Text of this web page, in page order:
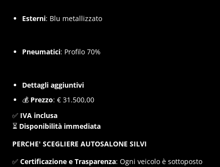
Esterni: Blu metallizzato
Pneumatici: Profilo 70%
Dettagli aggiuntivi
💰 Prezzo: € 31.500,00
✅ IVA inclusa
⏳ Disponibilità immediata
PERCHE' SCEGLIERE AUTOSALONE SILVI
✅ Certificazione e Trasparenza: Ogni veicolo è sottoposto